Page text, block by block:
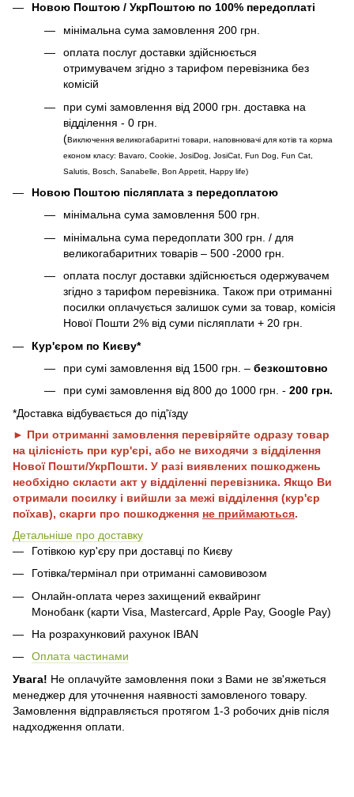
Новою Поштою / УкрПоштою по 100% передоплаті
мінімальна сума замовлення 200 грн.
оплата послуг доставки здійснюється
отримувачем згідно з тарифом перевізника без
комісій
при сумі замовлення від 2000 грн. доставка на
відділення - 0 грн.
(Виключення великогабаритні товари, наповнювачі для котів та корма
економ класу: Bavaro, Cookie, JosiDog, JosiCat, Fun Dog, Fun Cat,
Salutis, Bosch, Sanabelle, Bon Appetit, Happy life)
Новою Поштою післяплата з передоплатою
мінімальна сума замовлення 500 грн.
мінімальна сума передоплати 300 грн. / для
великогабаритних товарів – 500 -2000 грн.
оплата послуг доставки здійснюється одержувачем
згідно з тарифом перевізника. Також при отриманні
посилки оплачується залишок суми за товар, комісія
Нової Пошти 2% від суми післяплати + 20 грн.
Кур'єром по Києву*
при сумі замовлення від 1500 грн. – безкоштовно
при сумі замовлення від 800 до 1000 грн. - 200 грн.
*Доставка відбувається до під'їзду
► При отриманні замовлення перевіряйте одразу товар
на цілісність при кур'єрі, або не виходячи з відділення
Нової Пошти/УкрПошти. У разі виявлених пошкоджень
необхідно скласти акт у відділенні перевізника. Якщо Ви
отримали посилку і вийшли за межі відділення (кур'єр
поїхав), скарги про пошкодження не приймаються.
Детальніше про доставку
Готівкою кур'єру при доставці по Києву
Готівка/термінал при отриманні самовивозом
Онлайн-оплата через захищений еквайринг
Монобанк (карти Visa, Mastercard, Apple Pay, Google Pay)
На розрахунковий рахунок IBAN
Оплата частинами
Увага! Не оплачуйте замовлення поки з Вами не зв'яжеться
менеджер для уточнення наявності замовленого товару.
Замовлення відправляється протягом 1-3 робочих днів після
надходження оплати.